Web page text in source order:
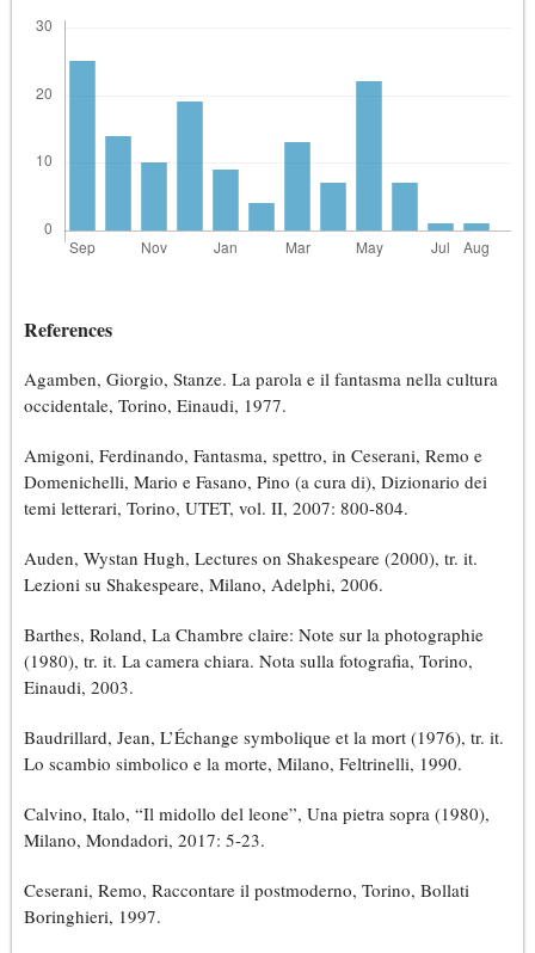
References
Agamben, Giorgio, Stanze. La parola e il fantasma nella cultura
occidentale, Torino, Einaudi, 1977.
Amigoni, Ferdinando, Fantasma, spettro, in Ceserani, Remo e
Domenichelli, Mario e Fasano, Pino (a cura di), Dizionario dei
temi letterari, Torino, UTET, vol. II, 2007: 800-804.
Auden, Wystan Hugh, Lectures on Shakespeare (2000), tr. it.
Lezioni su Shakespeare, Milano, Adelphi, 2006.
Barthes, Roland, La Chambre claire: Note sur la photographie
(1980), tr. it. La camera chiara. Nota sulla fotografia, Torino,
Einaudi, 2003.
Baudrillard, Jean, L’Échange symbolique et la mort (1976), tr. it.
Lo scambio simbolico e la morte, Milano, Feltrinelli, 1990.
Calvino, Italo, “Il midollo del leone”, Una pietra sopra (1980),
Milano, Mondadori, 2017: 5-23.
Ceserani, Remo, Raccontare il postmoderno, Torino, Bollati
Boringhieri, 1997.